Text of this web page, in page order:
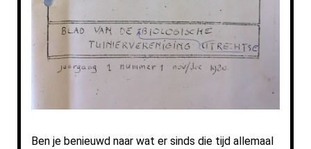
Ben je benieuwd naar wat er sinds die tijd allemaal